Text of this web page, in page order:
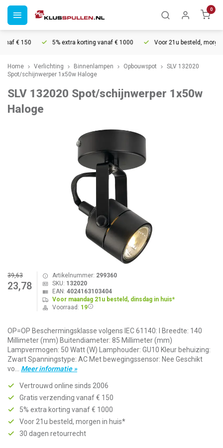
0
€ 150 5% extra korting vanaf € 1000 Voor 21u besteld, morgen
Home Verlichting Binnenlampen Opbouwspot
SLV 132020
Spot/schijnwerper 1x50w Haloge
SLV 132020 Spot/schijnwerper 1x50w
Haloge
39,63
23,78
Artikelnummer: 299360
SKU: 132020
EAN: 4024163103404
Voor maandag 21u besteld, dinsdag in huis*
Voorraad: 19
OP=OP Beschermingsklasse volgens IEC 61140: I Breedte: 140
Millimeter (mm) Buitendiameter: 85 Millimeter (mm)
Lampvermogen: 50 Watt (W) Lamphouder: GU10 Kleur behuizing:
Zwart Spanningstype: AC Met bewegingssensor: Nee Geschikt
vo... Meer informatie »
Vertrouwd online sinds 2006
Gratis verzending vanaf € 150
5% extra korting vanaf € 1000
Voor 21u besteld, morgen in huis*
30 dagen retourrecht